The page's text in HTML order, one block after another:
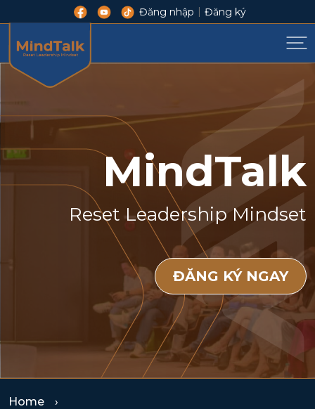
Đăng nhập | Đăng ký
MindTalk
Reset Leadership Mindset
ĐĂNG KÝ NGAY
Home